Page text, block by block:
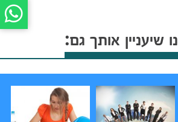
שיעניין אותך גם: